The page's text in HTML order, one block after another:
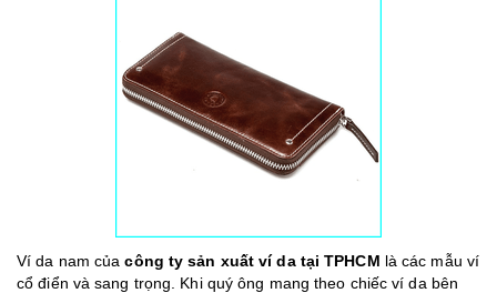
Ví da nam của công ty sản xuất ví da tại TPHCM là các mẫu ví
cổ điển và sang trọng. Khi quý ông mang theo chiếc ví da bên